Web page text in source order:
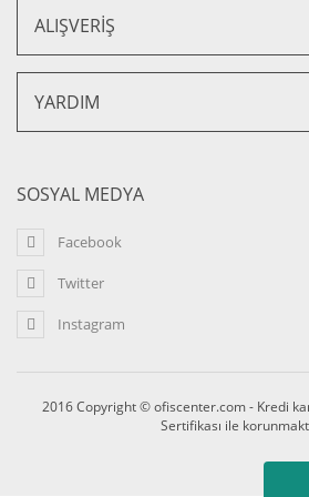
ALIŞVERİŞ
YARDIM
SOSYAL MEDYA
Facebook
Twitter
Instagram
2016 Copyright © ofiscenter.com - Kredi
Sertifikası ile